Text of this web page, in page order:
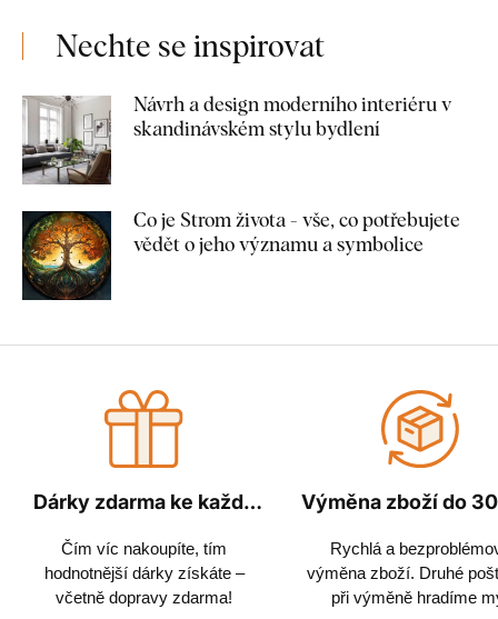
Nechte se inspirovat
Návrh a design moderního interiéru v
skandinávském stylu bydlení
Co je Strom života - vše, co potřebujete
vědět o jeho významu a symbolice
Dárky zdarma ke každé
Čím víc nakoupíte, tím
hodnotnější dárky získáte –
včetně dopravy zdarma!
Výměna zboží do
Rychlá a
výměna zboží. Druhé
při výměně hradíme